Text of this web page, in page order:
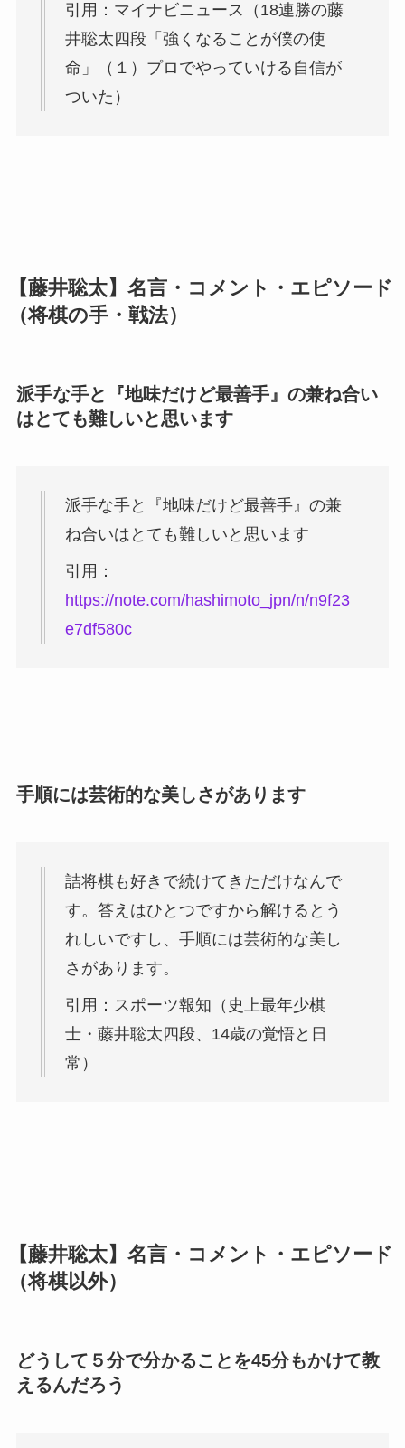
引用：マイナビニュース（18連勝の藤
井聡太四段「強くなることが僕の使
命」（１）プロでやっていける自信が
ついた）
【藤井聡太】名言・コメント・エピソード
（将棋の手・戦法）
派手な手と『地味だけど最善手』の兼ね合い
はとても難しいと思います
派手な手と『地味だけど最善手』の兼
ね合いはとても難しいと思います
引用：
https://note.com/hashimoto_jpn/n/n9f23
e7df580c
手順には芸術的な美しさがあります
詰将棋も好きで続けてきただけなんで
す。答えはひとつですから解けるとう
れしいですし、手順には芸術的な美し
さがあります。
引用：スポーツ報知（史上最年少棋
士・藤井聡太四段、14歳の覚悟と日
常）
【藤井聡太】名言・コメント・エピソード
（将棋以外）
どうして５分で分かることを45分もかけて教
えるんだろう